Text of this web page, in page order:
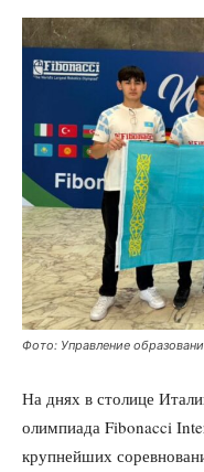
Фото: Управление
На днях в столице
олимпиада Fibonacci
крупнейших